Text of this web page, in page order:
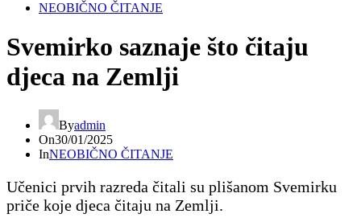
NEOBIČNO ČITANJE
Svemirko saznaje što čitaju
djeca na Zemlji
Byadmin
On30/01/2025
InNEOBIČNO ČITANJE
Učenici prvih razreda čitali su plišanom Svemirku
priče koje djeca čitaju na Zemlji.